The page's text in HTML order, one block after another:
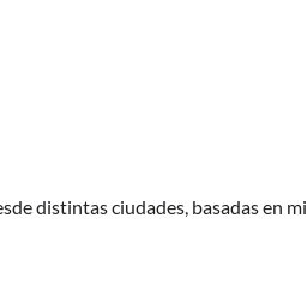
distintas ciudades, basadas en mi